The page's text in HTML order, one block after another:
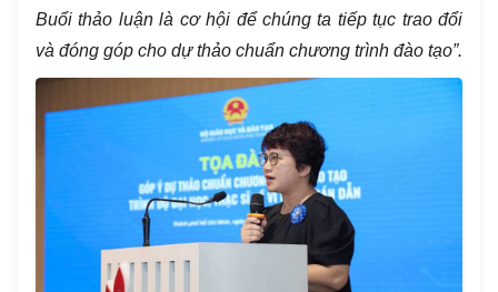
Buổi thảo luận là cơ hội để chúng ta tiếp tục trao đổi
và đóng góp cho dự thảo chuẩn chương trình đào tạo”.